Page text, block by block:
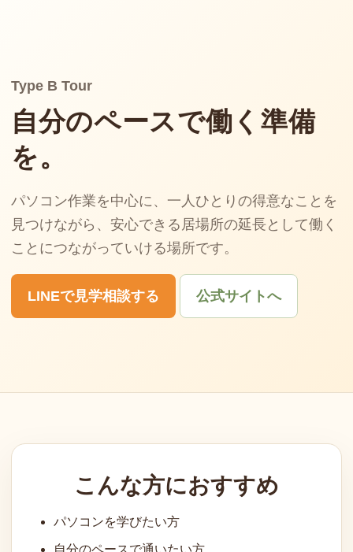
Type B Tour
自分のペースで働く準備
を。
パソコン作業を中心に、一人ひとりの得意なことを
見つけながら、安心できる居場所の延長として働く
ことにつながっていける場所です。
LINEで見学相談する 公式サイトへ
こんな方におすすめ
パソコンを学びたい方
自分のペースで通いたい方